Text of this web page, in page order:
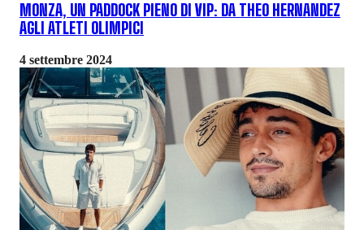
MONZA, UN PADDOCK PIENO DI VIP: DA THEO HERNANDEZ
AGLI ATLETI OLIMPICI
4 settembre 2024